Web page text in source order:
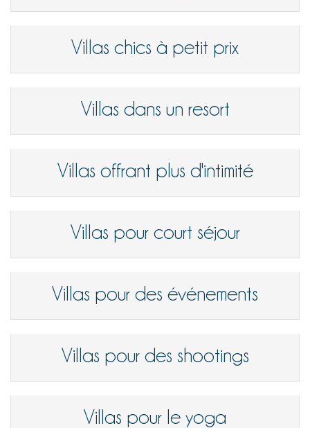
Villas chics à petit prix
Villas dans un resort
Villas offrant plus d'intimité
Villas pour court séjour
Villas pour des événements
Villas pour des shootings
Villas pour le yoga